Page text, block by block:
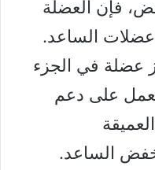
فإن العضلة
الساعد.
عضلة في الجزء
تعمل على دعم
الساعد.